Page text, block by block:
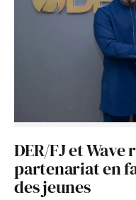
DER/FJ et
partenariat en
des jeunes